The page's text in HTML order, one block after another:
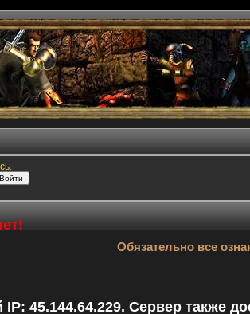
.
Обязательно все
45.144.64.229. Сервер также